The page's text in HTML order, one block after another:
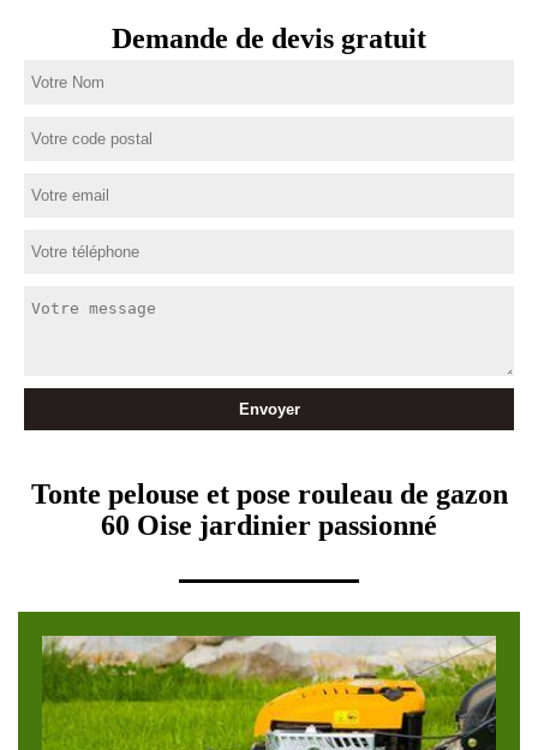
Demande de devis gratuit
Tonte pelouse et pose rouleau de gazon
60 Oise jardinier passionné